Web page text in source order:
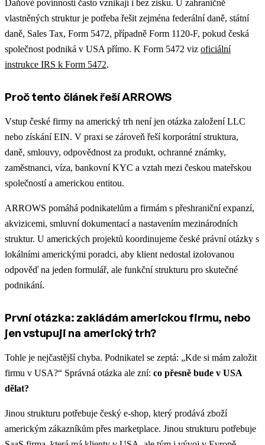
Daňové povinnosti často vznikají i bez zisku. U zahraničně
vlastněných struktur je potřeba řešit zejména federální daně, státní
daně, Sales Tax, Form 5472, případně Form 1120-F, pokud česká
společnost podniká v USA přímo. K Form 5472 viz oficiální
instrukce IRS k Form 5472.
Proč tento článek řeší ARROWS
Vstup české firmy na americký trh není jen otázka založení LLC
nebo získání EIN. V praxi se zároveň řeší korporátní struktura,
daně, smlouvy, odpovědnost za produkt, ochranné známky,
zaměstnanci, víza, bankovní KYC a vztah mezi českou mateřskou
společností a americkou entitou.
ARROWS pomáhá podnikatelům a firmám s přeshraniční expanzí,
akvizicemi, smluvní dokumentací a nastavením mezinárodních
struktur. U amerických projektů koordinujeme české právní otázky s
lokálními americkými poradci, aby klient nedostal izolovanou
odpověď na jeden formulář, ale funkční strukturu pro skutečné
podnikání.
První otázka: zakládám americkou firmu, nebo
jen vstupuji na americký trh?
Tohle je nejčastější chyba. Podnikatel se zeptá: „Kde si mám založit
firmu v USA?“ Správná otázka ale zní: co přesně bude v USA
dělat?
Jinou strukturu potřebuje český e-shop, který prodává zboží
americkým zákazníkům přes marketplace. Jinou strukturu potřebuje